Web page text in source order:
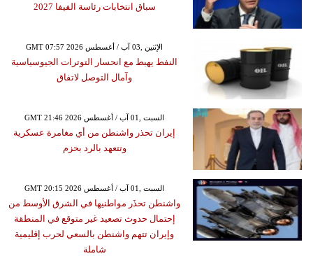
سباق انتخابات رئاسة الفيفا 2027
GMT 07:57 2026 الإثنين ,03 آب / أغسطس
النفط يهبط مع انحسار التوترات الجيوسياسية
وآمال التوصل لاتفاق
GMT 21:46 2026 السبت ,01 آب / أغسطس
إيران تحذر واشنطن من أي مغامرة عسكرية
وتتعهد بالرد بحزم
GMT 20:15 2026 السبت ,01 آب / أغسطس
واشنطن تحذَر مواطنيها في الشرق الأوسط من
إحتمال حدوث تصعيد غير متوقع في المنطقة
وإيران تتهم واشنطن بالسعي لحرب إقليمية
شاملة